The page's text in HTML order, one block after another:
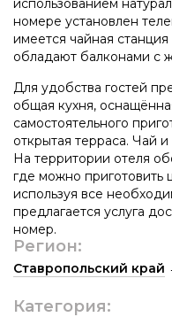
использованием
номере установлен
имеется чайная
обладают балконами с
Для удобства гостей
общая кухня,
самостоятельного
открытая терраса. Чай
На территории отеля
где можно
используя все
предлагается услуга
номер.
Регион:
Ставропольский край
Категория: